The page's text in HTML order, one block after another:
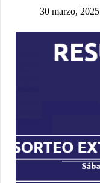
30 marzo, 2025